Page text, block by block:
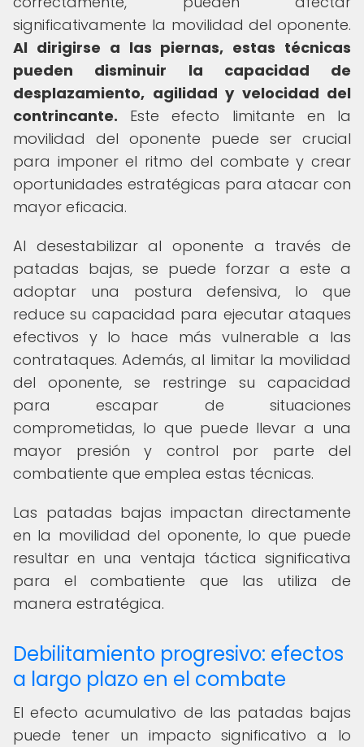
significativamente la movilidad del oponente.
Al dirigirse a las piernas, estas técnicas
pueden disminuir la capacidad de
desplazamiento, agilidad y velocidad del
contrincante. Este efecto limitante en la
movilidad del oponente puede ser crucial
para imponer el ritmo del combate y crear
oportunidades estratégicas para atacar con
mayor eficacia.
Al desestabilizar al oponente a través de
patadas bajas, se puede forzar a este a
adoptar una postura defensiva, lo que
reduce su capacidad para ejecutar ataques
efectivos y lo hace más vulnerable a las
contrataques. Además, al limitar la movilidad
del oponente, se restringe su capacidad
para escapar de situaciones
comprometidas, lo que puede llevar a una
mayor presión y control por parte del
combatiente que emplea estas técnicas.
Las patadas bajas impactan directamente
en la movilidad del oponente, lo que puede
resultar en una ventaja táctica significativa
para el combatiente que las utiliza de
manera estratégica.
Debilitamiento progresivo: efectos
a largo plazo en el combate
El efecto acumulativo de las patadas bajas
puede tener un impacto significativo a lo